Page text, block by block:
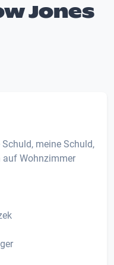
Jones
meine Schuld,
auf Wohnzimmer